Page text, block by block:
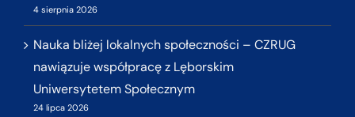
4 sierpnia 2026
Nauka bliżej lokalnych społeczności – CZRUG
nawiązuje współpracę z Lęborskim
Uniwersytetem Społecznym
24 lipca 2026